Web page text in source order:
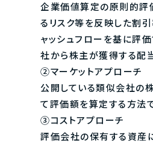
企業価値算定の原則的評
るリスク等を反映した割
ャッシュフローを基に評
社から株主が獲得する配
②マーケットアプローチ
公開している類似会社の
て評価額を算定する方法
③コストアプローチ
評価会社の保有する資産